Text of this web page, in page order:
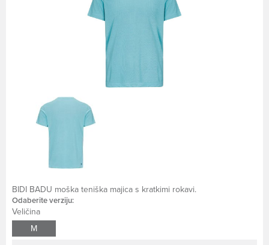
BIDI BADU moška teniška majica s kratkimi rokavi.
Odaberite verziju:
Veličina
M